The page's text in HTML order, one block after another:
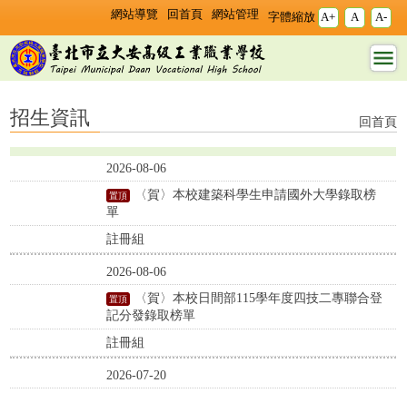
網站導覽 回首頁 網站管理 字體縮放 A+ A A-
招生資訊 - 臺北市立大
安高工
招生資訊 回首頁
2026-08-06
〈賀〉本校建築科學生申請國外大學錄取榜
單
註冊組
2026-08-06
〈賀〉本校日間部115學年度四技二專聯合登
記分發錄取榜單
註冊組
2026-07-20